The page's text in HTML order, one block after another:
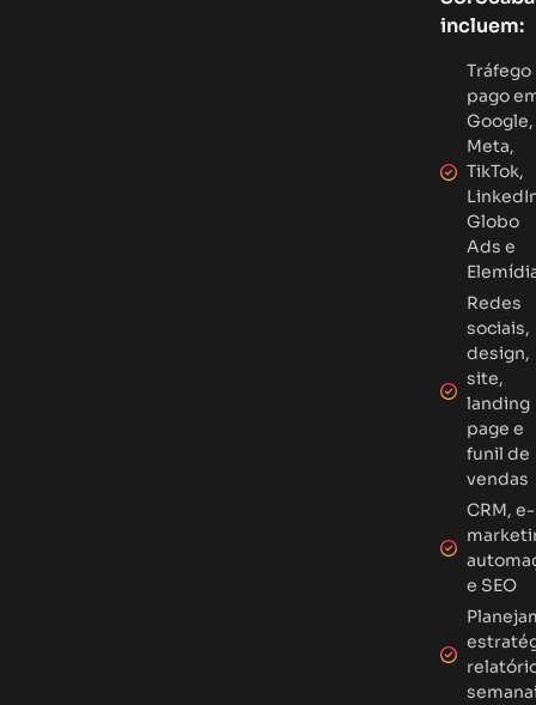
incluem:
Tráfego
pago
Google,
Meta,
TikTok,
Globo
Ads e
Redes
sociais,
design,
site,
landing
page e
funil de
vendas
CRM,
e SEO